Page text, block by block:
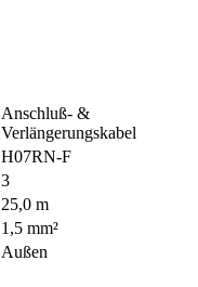
Anschluß- &
Verlängerungskabel
H07RN-F
3
25,0 m
1,5 mm²
Außen